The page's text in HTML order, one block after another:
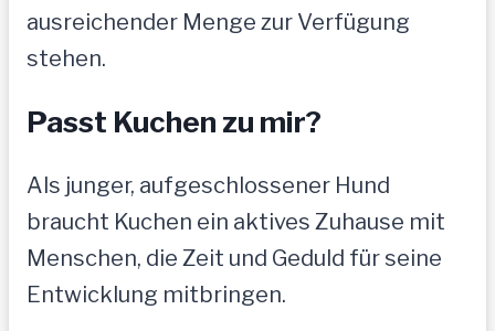
ausreichender Menge zur Verfügung
stehen.
Passt Kuchen zu mir?
Als junger, aufgeschlossener Hund
braucht Kuchen ein aktives Zuhause mit
Menschen, die Zeit und Geduld für seine
Entwicklung mitbringen.